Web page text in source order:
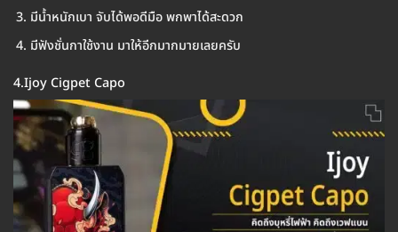
มีน้ำหนักเบา จับได้พอดีมือ พกพาได้สะดวก
มีฟังชั่นกาใช้งาน มาให้อีกมากมายเลยครับ
4.Ijoy Cigpet Capo